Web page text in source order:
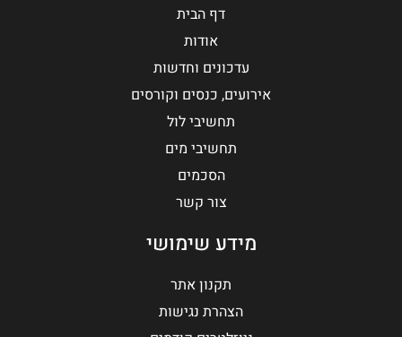
דף הבית
אודות
עדכונים וחדשות
אירועים, כנסים וקורסים
תחשיבי לול
תחשיבי מים
הסכמים
צור קשר
מידע שימושי
תקנון אתר
הצהרת נגישות